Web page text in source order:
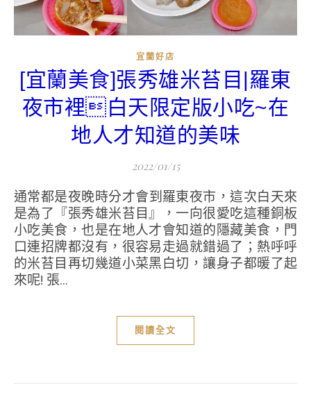
宜蘭好店
[宜蘭美食]張秀雄米苔目|羅東
夜市裡白天限定版小吃~在
地人才知道的美味
2022/01/15
通常都是夜晚時分才會到羅東夜市，這次白天來
是為了『張秀雄米苔目』，一向很愛吃這種銅板
小吃美食，也是在地人才會知道的隱藏美食，門
口連招牌都沒有，很容易走過就錯過了；熱呼呼
的米苔目再切幾道小菜黑白切，讓身子都暖了起
來呢! 張...
閱讀全文